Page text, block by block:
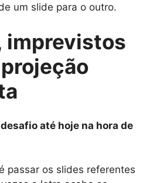
um slide para o outro.
imprevistos
até hoje na hora de
passar os slides referentes